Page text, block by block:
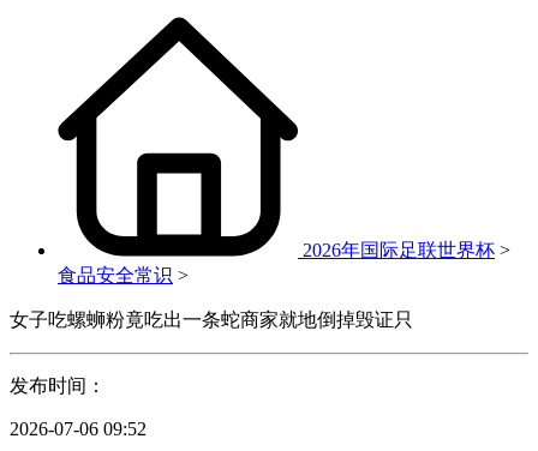
2026年国际足联世界杯 >
食品安全常识 >
女子吃螺蛳粉竟吃出一条蛇商家就地倒掉毁证只
发布时间：
2026-07-06 09:52